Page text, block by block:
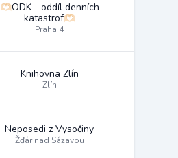
🫶🏻ODK - oddíl denních
katastrof🫶🏻
Praha 4
Knihovna Zlín
Zlín
Neposedi z Vysočiny
Žďár nad Sázavou